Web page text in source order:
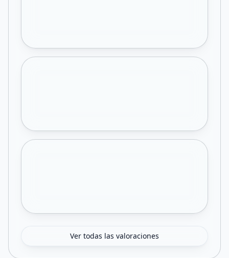
Ver todas las valoraciones